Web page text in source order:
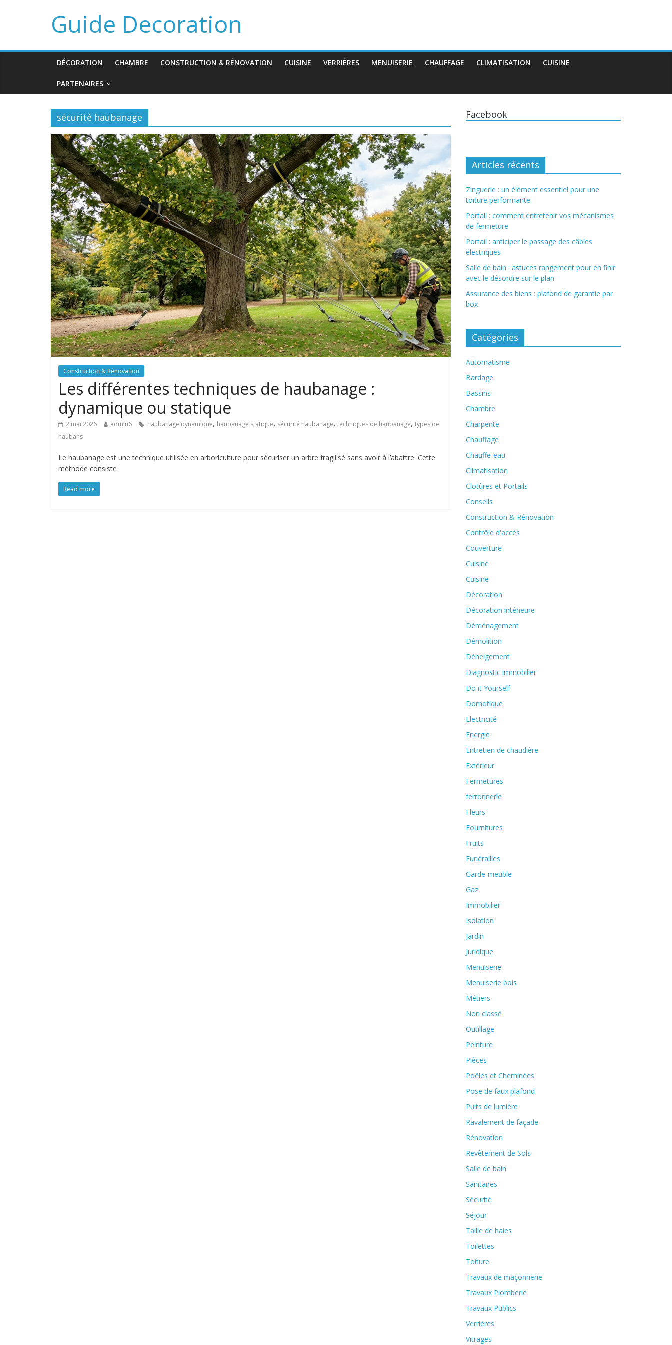
Guide Decoration
DÉCORATION CHAMBRE CONSTRUCTION & RÉNOVATION CUISINE VERRIÈRES MENUISERIE CHAUFFAGE CLIMATISATION CUISINE
PARTENAIRES
sécurité haubanage
Construction & Rénovation
Les différentes techniques de haubanage :
dynamique ou statique
2 mai 2026 admin6 haubanage dynamique, haubanage statique, sécurité haubanage, techniques de haubanage, types de
haubans
Le haubanage est une technique utilisée en arboriculture pour sécuriser un arbre fragilisé sans avoir à l’abattre. Cette
méthode consiste
Read more
Facebook
Articles récents
Zinguerie : un élément essentiel pour une
toiture performante
Portail : comment entretenir vos mécanismes
de fermeture
Portail : anticiper le passage des câbles
électriques
Salle de bain : astuces rangement pour en finir
avec le désordre sur le plan
Assurance des biens : plafond de garantie par
box
Catégories
Automatisme
Bardage
Bassins
Chambre
Charpente
Chauffage
Chauffe-eau
Climatisation
Clotûres et Portails
Conseils
Construction & Rénovation
Contrôle d'accès
Couverture
Cuisine
Cuisine
Décoration
Décoration intérieure
Déménagement
Démolition
Déneigement
Diagnostic immobilier
Do it Yourself
Domotique
Electricité
Energie
Entretien de chaudière
Extérieur
Fermetures
ferronnerie
Fleurs
Fournitures
Fruits
Funérailles
Garde-meuble
Gaz
Immobilier
Isolation
Jardin
Juridique
Menuiserie
Menuiserie bois
Métiers
Non classé
Outillage
Peinture
Pièces
Poêles et Cheminées
Pose de faux plafond
Puits de lumière
Ravalement de façade
Rénovation
Revêtement de Sols
Salle de bain
Sanitaires
Sécurité
Séjour
Taille de haies
Toilettes
Toiture
Travaux de maçonnerie
Travaux Plomberie
Travaux Publics
Verrières
Vitrages